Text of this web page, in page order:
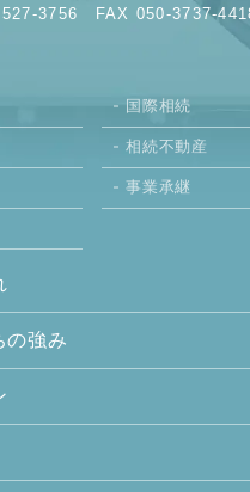
3756 FAX 050-3737-
国際相続
相続不動産
事業承継
の強み